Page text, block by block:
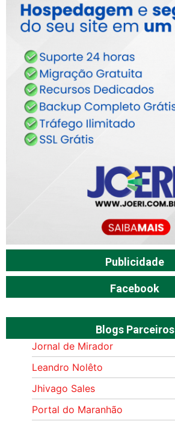
Publicidade
Facebook
Blogs Parceiros
Jornal de Mirador
Leandro Nolêto
Jhivago Sales
Portal do Maranhão